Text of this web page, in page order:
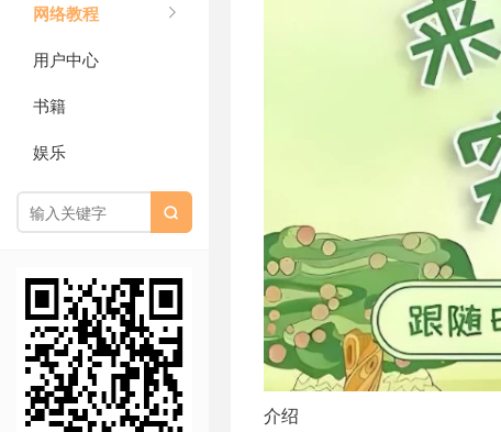
网络教程
用户中心
书籍
娱乐

介绍